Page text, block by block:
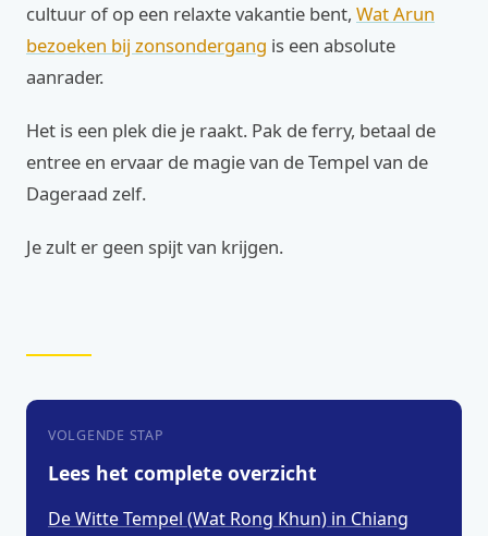
cultuur of op een relaxte vakantie bent, Wat Arun
bezoeken bij zonsondergang is een absolute
aanrader.
Het is een plek die je raakt. Pak de ferry, betaal de
entree en ervaar de magie van de Tempel van de
Dageraad zelf.
Je zult er geen spijt van krijgen.
VOLGENDE STAP
Lees het complete overzicht
De Witte Tempel (Wat Rong Khun) in Chiang